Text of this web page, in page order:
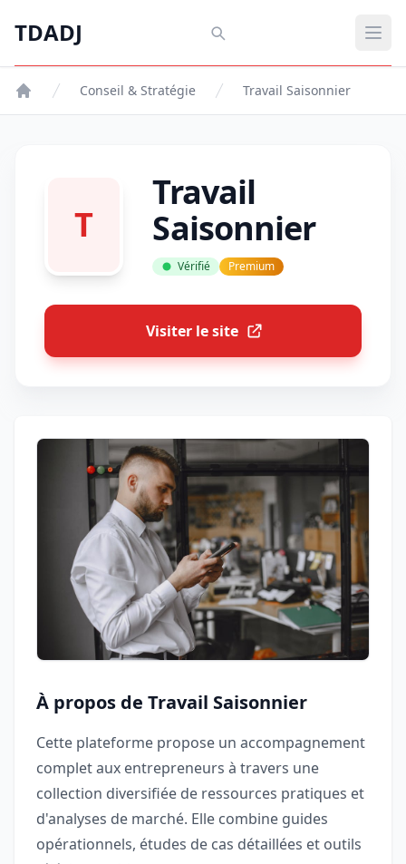
TDADJ
TDADJ
Conseil & Stratégie Travail Saisonnier
T
Travail
Saisonnier
Vérifié Premium
Visiter le site
À propos de Travail Saisonnier
Cette plateforme propose un accompagnement
complet aux entrepreneurs à travers une
collection diversifiée de ressources pratiques et
d'analyses de marché. Elle combine guides
opérationnels, études de cas détaillées et outils